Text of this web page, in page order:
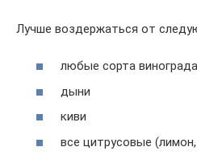
Лучше воздержаться от
любые сорта винограда
дыни
киви
все цитрусовые